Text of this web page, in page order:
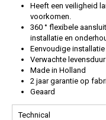
Heeft een veiligheid
voorkomen.
360 ° flexibele
installatie en
Eenvoudige installatie
Verwachte
Made in Holland
2 jaar garantie op
Geaard
Technical